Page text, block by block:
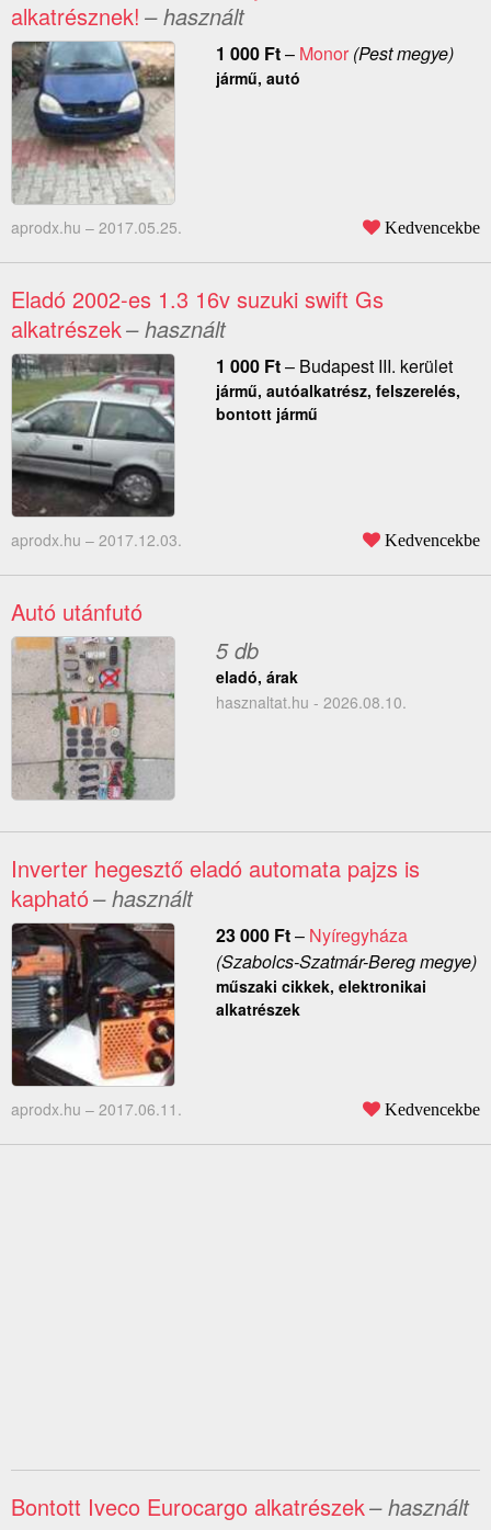
alkatrésznek! – használt
1 000 Ft– Monor(Pest megye)
jármű, autó
aprodx.hu – 2017.05.25. Kedvencekbe
Eladó 2002-es 1.3 16v suzuki swift Gs
alkatrészek– használt
1 000 Ft– Budapest III. kerület
jármű, autóalkatrész, felszerelés,
bontott jármű
aprodx.hu – 2017.12.03. Kedvencekbe
Autó utánfutó
5 db
eladó, árak
hasznaltat.hu - 2026.08.10.
Inverter hegesztő eladó automata pajzs is
kapható– használt
23 000 Ft– Nyíregyháza
(Szabolcs-Szatmár-Bereg megye)
műszaki cikkek, elektronikai
alkatrészek
aprodx.hu – 2017.06.11. Kedvencekbe
Bontott Iveco Eurocargo alkatrészek– használt